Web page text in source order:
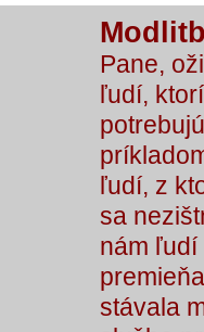
Pane,
ľudí,
ľudí, z
sa
nám
stávala